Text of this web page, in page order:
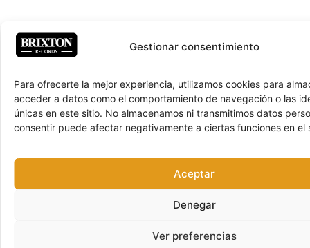
Gestionar consentimiento
Para ofrecerte la mejor experiencia, utilizamos cookies para
acceder a datos como el comportamiento de navegación o las
únicas en este sitio. No almacenamos ni transmitimos datos
consentir puede afectar negativamente a ciertas funciones en el
Aceptar
Denegar
Ver preferencias